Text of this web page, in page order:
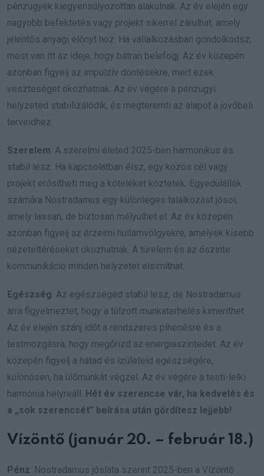
pénzügyek kiegyensúlyozottan alakulnak. Az év elején egy
nagyobb befektetés vagy projekt sikerrel zárulhat, amely
jelentős anyagi előnyt hoz. Ha vállalkozásban gondolkodsz,
most van itt az ideje, hogy bátran belefogj. Az év közepén
azonban figyelj az impulzív döntésekre, mert ezek
veszteséget okozhatnak. Az év végére a pénzügyi
helyzeted stabilizálódik, és megteremti az alapot a jövőbeli
terveidhez.
Szerelem: A szerelmi életed 2025-ben harmonikus és
stabil lesz. Ha kapcsolatban élsz, egy közös cél vagy
projekt erősítheti meg a köteléket köztetek. Egyedülállók
számára Nostradamus egy különleges találkozást jósol,
amely lassan, de biztosan mélyülhet el. Az év közepén
azonban figyelj az érzelmi hullámvölgyekre, amelyek kisebb
nézeteltéréseket okozhatnak. A türelem és az őszinte
kommunikáció minden helyzetet elsimíthat.
Egészség: Az egészséged stabil lesz, de Nostradamus
arra figyelmeztet, hogy a túlzott munkaterhelés kimeríthet.
Az év elején szánj időt a rendszeres pihenésre és a
testmozgásra, hogy megőrizd az energiaszintedet. Az év
közepén figyelj a hátad és ízületeid egészségére,
különösen, ha ülőmunkát végzel. Az év végére a testi-lelki
harmónia helyreáll. Hét év szerencse vár, ha kedvelés és
a „sok szerencsét” beírása után gördítesz lejjebb!
Vízöntő (január 20. – február 18.)
Pénz: Nostradamus jóslata szerint 2025-ben a Vízöntő